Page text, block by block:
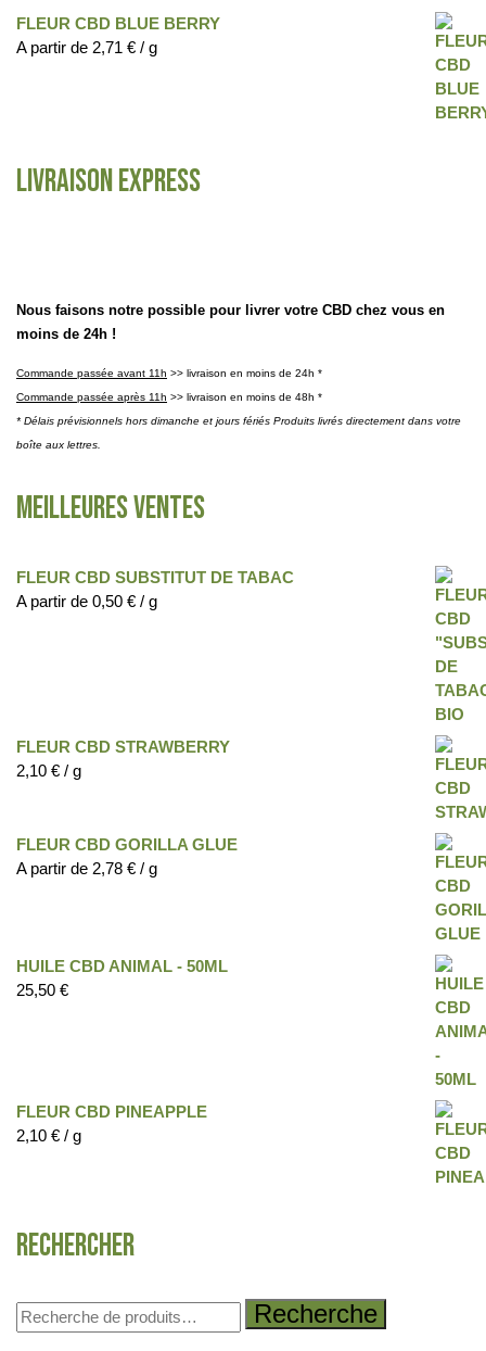
FLEUR CBD BLUE BERRY
A partir de 2,71 € / g
Livraison express
Nous faisons notre possible pour livrer votre CBD chez vous en
moins de 24h !
Commande passée avant 11h >> livraison en moins de 24h *
Commande passée après 11h >> livraison en moins de 48h *
* Délais prévisionnels hors dimanche et jours fériés Produits livrés directement dans votre
boîte aux lettres.
Meilleures ventes
FLEUR CBD SUBSTITUT DE TABAC
A partir de 0,50 € / g
FLEUR CBD STRAWBERRY
2,10 € / g
FLEUR CBD GORILLA GLUE
A partir de 2,78 € / g
HUILE CBD ANIMAL - 50ML
25,50 €
FLEUR CBD PINEAPPLE
2,10 € / g
Rechercher
Recherche